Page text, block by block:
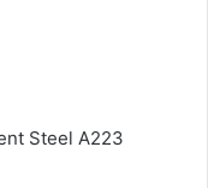
Steel A223